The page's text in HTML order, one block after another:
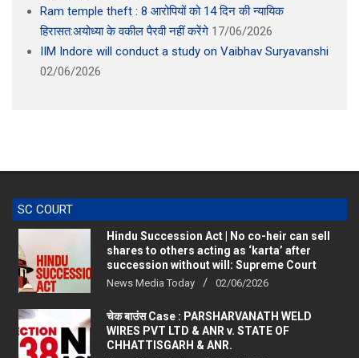
हिरासत:अयोध्या के वकील पैरवी नहीं करेंगे 17/06/2026
IIM Indore will conduct a study on Vaibhav Suryavanshi
02/06/2026
shares to others acting as ‘karta’ after
succession without will: Supreme Court
News Media Today 02/06/2026
WIRES PVT LTD & ANR v. STATE OF
CHHATTISGARH & ANR.
News Media Today 02/06/2026